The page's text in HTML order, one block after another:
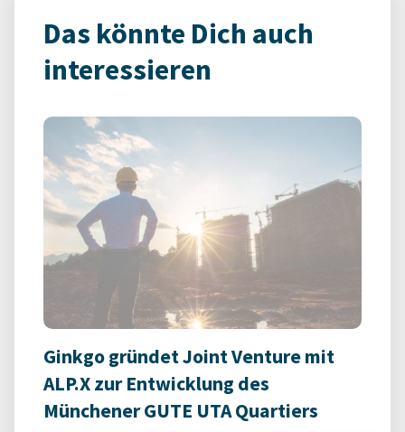
Das könnte Dich auch
interessieren
Ginkgo gründet Joint Venture mit
ALP.X zur Entwicklung des
Münchener GUTE UTA Quartiers